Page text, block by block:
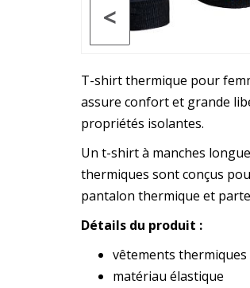
<
T-shirt thermique pour
assure confort et grande
propriétés isolantes.
Un t-shirt à manches
thermiques sont conçus
pantalon thermique et
Détails du produit :
vêtements thermiques
matériau élastique